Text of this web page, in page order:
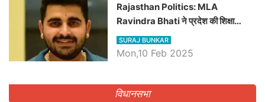
Rajasthan Politics: MLA
Ravindra Bhati ने प्रदेश की शिक्षा
व्यवस्था पर उठाए सवाल, Madan
Dilawar पर हमला करते हुए गिनवाये खाली
SURAJ BUNKAR
Mon,10 Feb 2025
विधानसभा